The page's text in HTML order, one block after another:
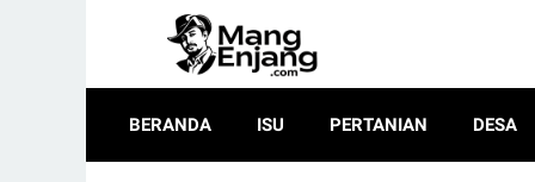
BERANDA ISU PERTANIAN DESA